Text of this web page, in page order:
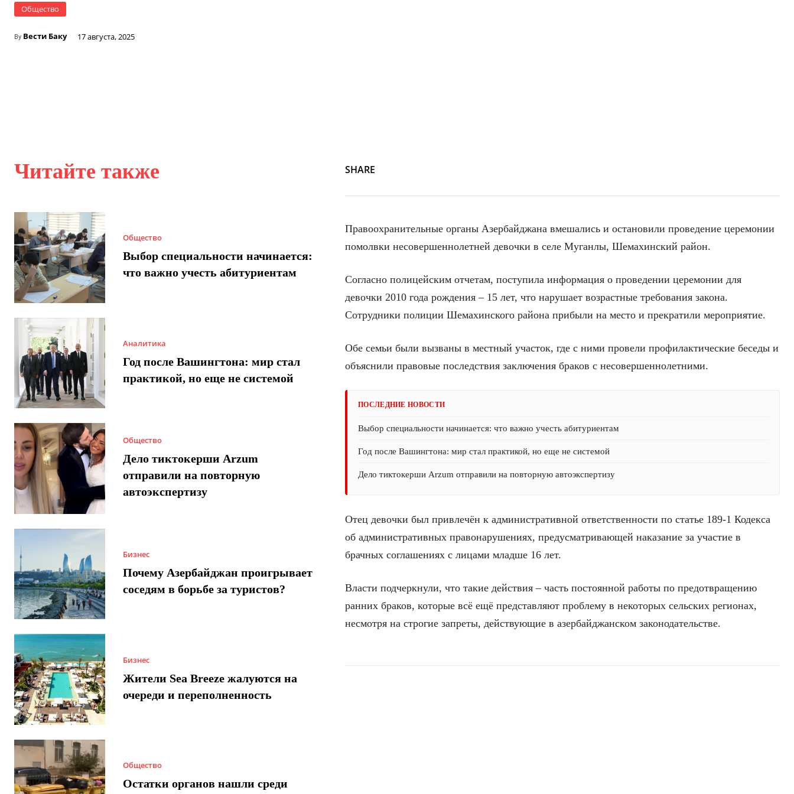
Общество
By Вести Баку 17 августа, 2025
Читайте также
Общество
Выбор специальности начинается:
что важно учесть абитуриентам
Аналитика
Год после Вашингтона: мир стал
практикой, но еще не системой
Общество
Дело тиктокерши Arzum
отправили на повторную
автоэкспертизу
Бизнес
Почему Азербайджан проигрывает
соседям в борьбе за туристов?
Бизнес
Жители Sea Breeze жалуются на
очереди и переполненность
Общество
Остатки органов нашли среди
SHARE
Правоохранительные органы Азербайджана вмешались и остановили проведение церемонии
помолвки несовершеннолетней девочки в селе Муганлы, Шемахинский район.
Согласно полицейским отчетам, поступила информация о проведении церемонии для
девочки 2010 года рождения – 15 лет, что нарушает возрастные требования закона.
Сотрудники полиции Шемахинского района прибыли на место и прекратили мероприятие.
Обе семьи были вызваны в местный участок, где с ними провели профилактические беседы и
объяснили правовые последствия заключения браков с несовершеннолетними.
ПОСЛЕДНИЕ НОВОСТИ
Выбор специальности начинается: что важно учесть абитуриентам
Год после Вашингтона: мир стал практикой, но еще не системой
Дело тиктокерши Arzum отправили на повторную автоэкспертизу
Отец девочки был привлечён к административной ответственности по статье 189-1 Кодекса
об административных правонарушениях, предусматривающей наказание за участие в
брачных соглашениях с лицами младше 16 лет.
Власти подчеркнули, что такие действия – часть постоянной работы по предотвращению
ранних браков, которые всё ещё представляют проблему в некоторых сельских регионах,
несмотря на строгие запреты, действующие в азербайджанском законодательстве.